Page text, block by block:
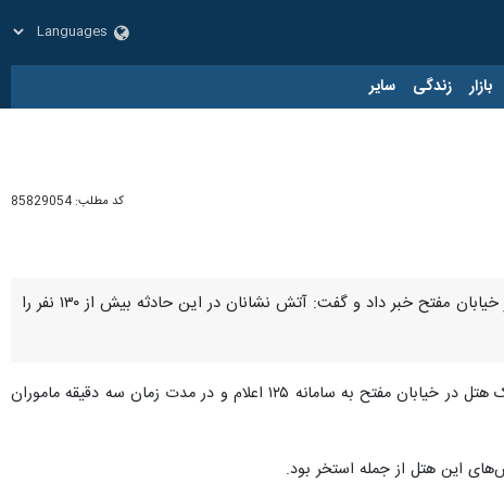
بازار زندگی سایر
کد مطلب: 85829054
تهران بزرگ - ایرنا - سخنگوی سازمان آتش نشانی و خدمات ایمنی شهرداری تهران از آتش سوزی یک هتل در خیابان مفتح خبر داد و گفت: آتش نشانان در این حادثه بیش از ۱۳۰ نفر را
، سید جلال ملکی روز یکشنبه اظهار کرد: ساعت چهار و چهار دقیقه بامداد امروز حادثه آتش سوزی یک هتل در خیابان مفتح به سامانه ۱۲۵ اعلام و در مدت زمان سه دقیقه ماموران
این هتل از جمله استخر بود.